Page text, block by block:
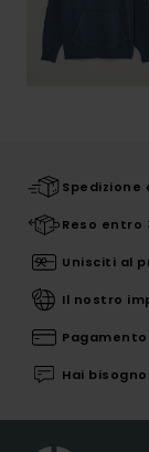
Reso entro
Unisciti al
Il nostro
Pagamento
Hai